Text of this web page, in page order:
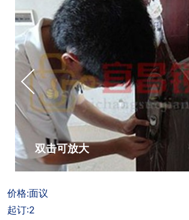
招
双击可放大
价格:面议
起订:2